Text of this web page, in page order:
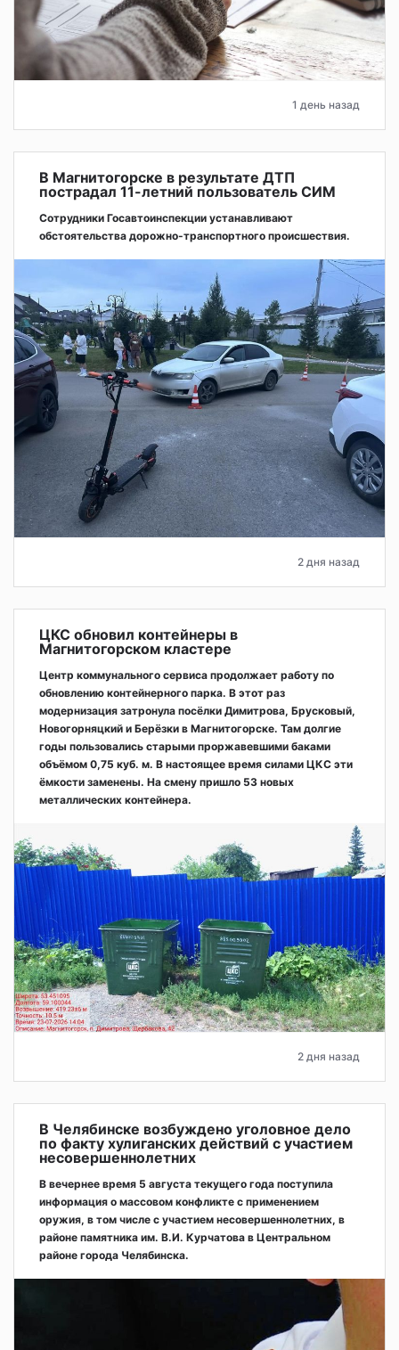
1 день назад
В Магнитогорске в результате ДТП
пострадал 11-летний пользователь СИМ
Сотрудники Госавтоинспекции устанавливают
обстоятельства дорожно-транспортного происшествия.
2 дня назад
ЦКС обновил контейнеры в
Магнитогорском кластере
Центр коммунального сервиса продолжает работу по
обновлению контейнерного парка. В этот раз
модернизация затронула посёлки Димитрова, Брусковый,
Новогорняцкий и Берёзки в Магнитогорске. Там долгие
годы пользовались старыми проржавевшими баками
объёмом 0,75 куб. м. В настоящее время силами ЦКС эти
ёмкости заменены. На смену пришло 53 новых
металлических контейнера.
2 дня назад
В Челябинске возбуждено уголовное дело
по факту хулиганских действий с участием
несовершеннолетних
В вечернее время 5 августа текущего года поступила
информация о массовом конфликте с применением
оружия, в том числе с участием несовершеннолетних, в
районе памятника им. В.И. Курчатова в Центральном
районе города Челябинска.